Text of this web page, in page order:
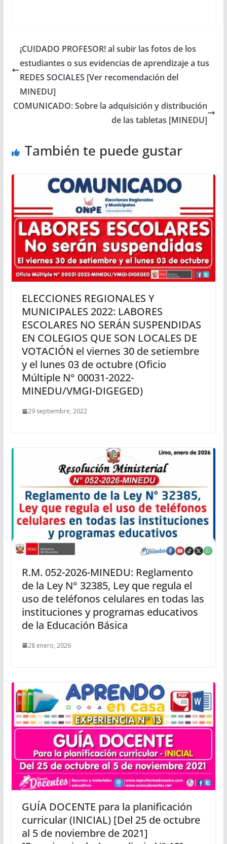
¡CUIDADO PROFESOR! al subir las fotos de los
estudiantes o sus evidencias de aprendizaje a tus
REDES SOCIALES [Ver recomendación del
MINEDU]
COMUNICADO: Sobre la adquisición y distribución
de las tabletas [MINEDU]
También te puede gustar
ELECCIONES REGIONALES Y
MUNICIPALES 2022: LABORES
ESCOLARES NO SERÁN SUSPENDIDAS
EN COLEGIOS QUE SON LOCALES DE
VOTACIÓN el viernes 30 de setiembre
y el lunes 03 de octubre (Oficio
Múltiple N° 00031-2022-
MINEDU/VMGI-DIGEGED)
29 septiembre, 2022
R.M. 052-2026-MINEDU: Reglamento
de la Ley N° 32385, Ley que regula el
uso de teléfonos celulares en todas las
instituciones y programas educativos
de la Educación Básica
28 enero, 2026
GUÍA DOCENTE para la planificación
curricular (INICIAL) [Del 25 de octubre
al 5 de noviembre de 2021]